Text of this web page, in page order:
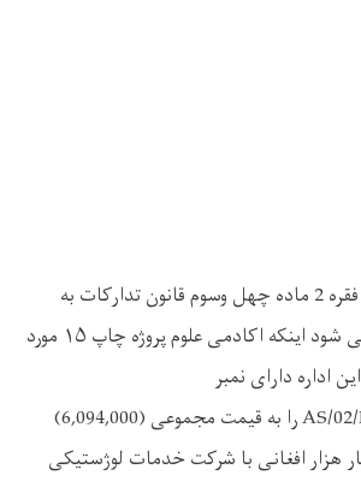
بدینوسیله به تاسی از فقره 2 ماده چهل وسوم قانون تدارکات به
اطلاع عموم رسانیده می شود اینکه اکادمی علوم پروژه چاپ ۱۵ مورد
اداره دارای نمبر
تشخیصیه AS/02/NCB/1399 را به قیمت مجموعی (6,094,000)
هزار افغانی با شرکت خدمات لوژستیکی